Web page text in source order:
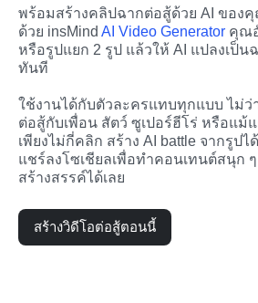
พร้อมสร้างคลิปฉากต่อสู้ด้วย AI ของคุ
ด้วย insMind AI Video Generator คุณ
หรือรูปแยก 2 รูป แล้วให้ AI แปลงเป็
ทันที
ใช้งานได้กับตัวละครแทบทุกแบบ ไม่
ต่อสู้กับเพื่อน สัตว์ ซูเปอร์ฮีโร่ หรือแม้
เพียงไม่กี่คลิก สร้าง AI battle จากรูป
แชร์ลงโซเชียลเพื่อทำคอนเทนต์สนุก
สร้างสรรค์ได้เลย
สร้างวิดีโอต่อสู้ตอนนี้